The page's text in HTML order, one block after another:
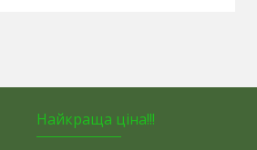
Найкраща ціна!!!